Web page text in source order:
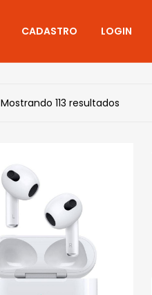
CADASTRO LOGIN
Mostrando 113 resultados